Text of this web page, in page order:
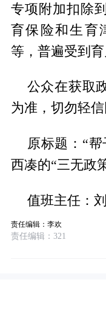
专项附加扣除
育保险和生育
等，普遍受到育
公众在获取
为准，切勿轻
原标题：“
西凑的“三无政
值班主任：
责任编辑：李欢
责任编辑：321